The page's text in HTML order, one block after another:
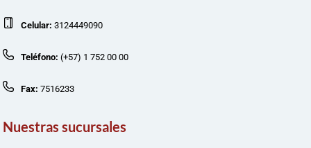
Celular: 3124449090
Teléfono: (+57) 1 752 00 00
Fax: 7516233
Nuestras sucursales